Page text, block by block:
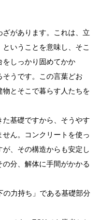
ざがあります。これは、立
いうことを意味し、そこ
しっかり固めてかか
うです。この言葉どお
とそこで暮らす人たちを
基礎ですから、そうやす
ん。コンクリートを使っ
、その構造からも安定し
分、解体に手間がかかる
の力持ち」である基礎部分